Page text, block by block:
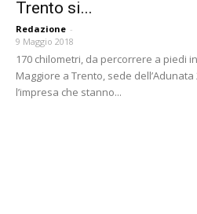
Trento si...
Redazione -
9 Maggio 2018
170 chilometri, da percorrere a piedi
Maggiore a Trento, sede
l’impresa che stanno...